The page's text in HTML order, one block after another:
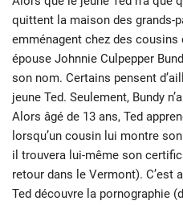
quittent la maison des grands-
emménagent chez des cousins
épouse Johnnie Culpepper
son nom. Certains pensent
jeune Ted. Seulement, Bundy
Alors âgé de 13 ans, Ted
lorsqu’un cousin lui montre
il trouvera lui-même son
retour dans le Vermont). C’est
Ted découvre la pornographie